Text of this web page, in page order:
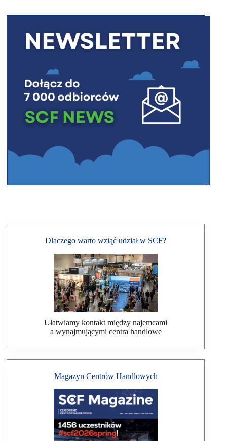
Dlaczego warto wziąć udział w SCF?
Ułatwiamy kontakt między najemcami
a wynajmującymi centra handlowe
Magazyn Centrów Handlowych